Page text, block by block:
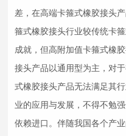
差，在高端卡箍式橡胶接头
箍式橡胶接头行业较传统卡
成就，但高附加值卡箍式橡
接头产品以通用型为主，对
式橡胶接头产品无法满足其
业的应用与发展，不得不勉
依赖进口。伴随我国各个产